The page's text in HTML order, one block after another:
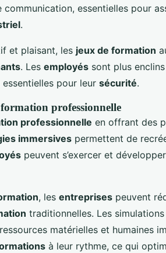
essentielles pour
.
et plaisant, les jeux de formation
. Les employés sont plus
pour leur sécurité.
professionnelle
professionnelle en offrant des
immersives permettent de
peuvent s’exercer et
, les entreprises peuvent
traditionnelles. Les
matérielles et humaines
à leur rythme, ce qui